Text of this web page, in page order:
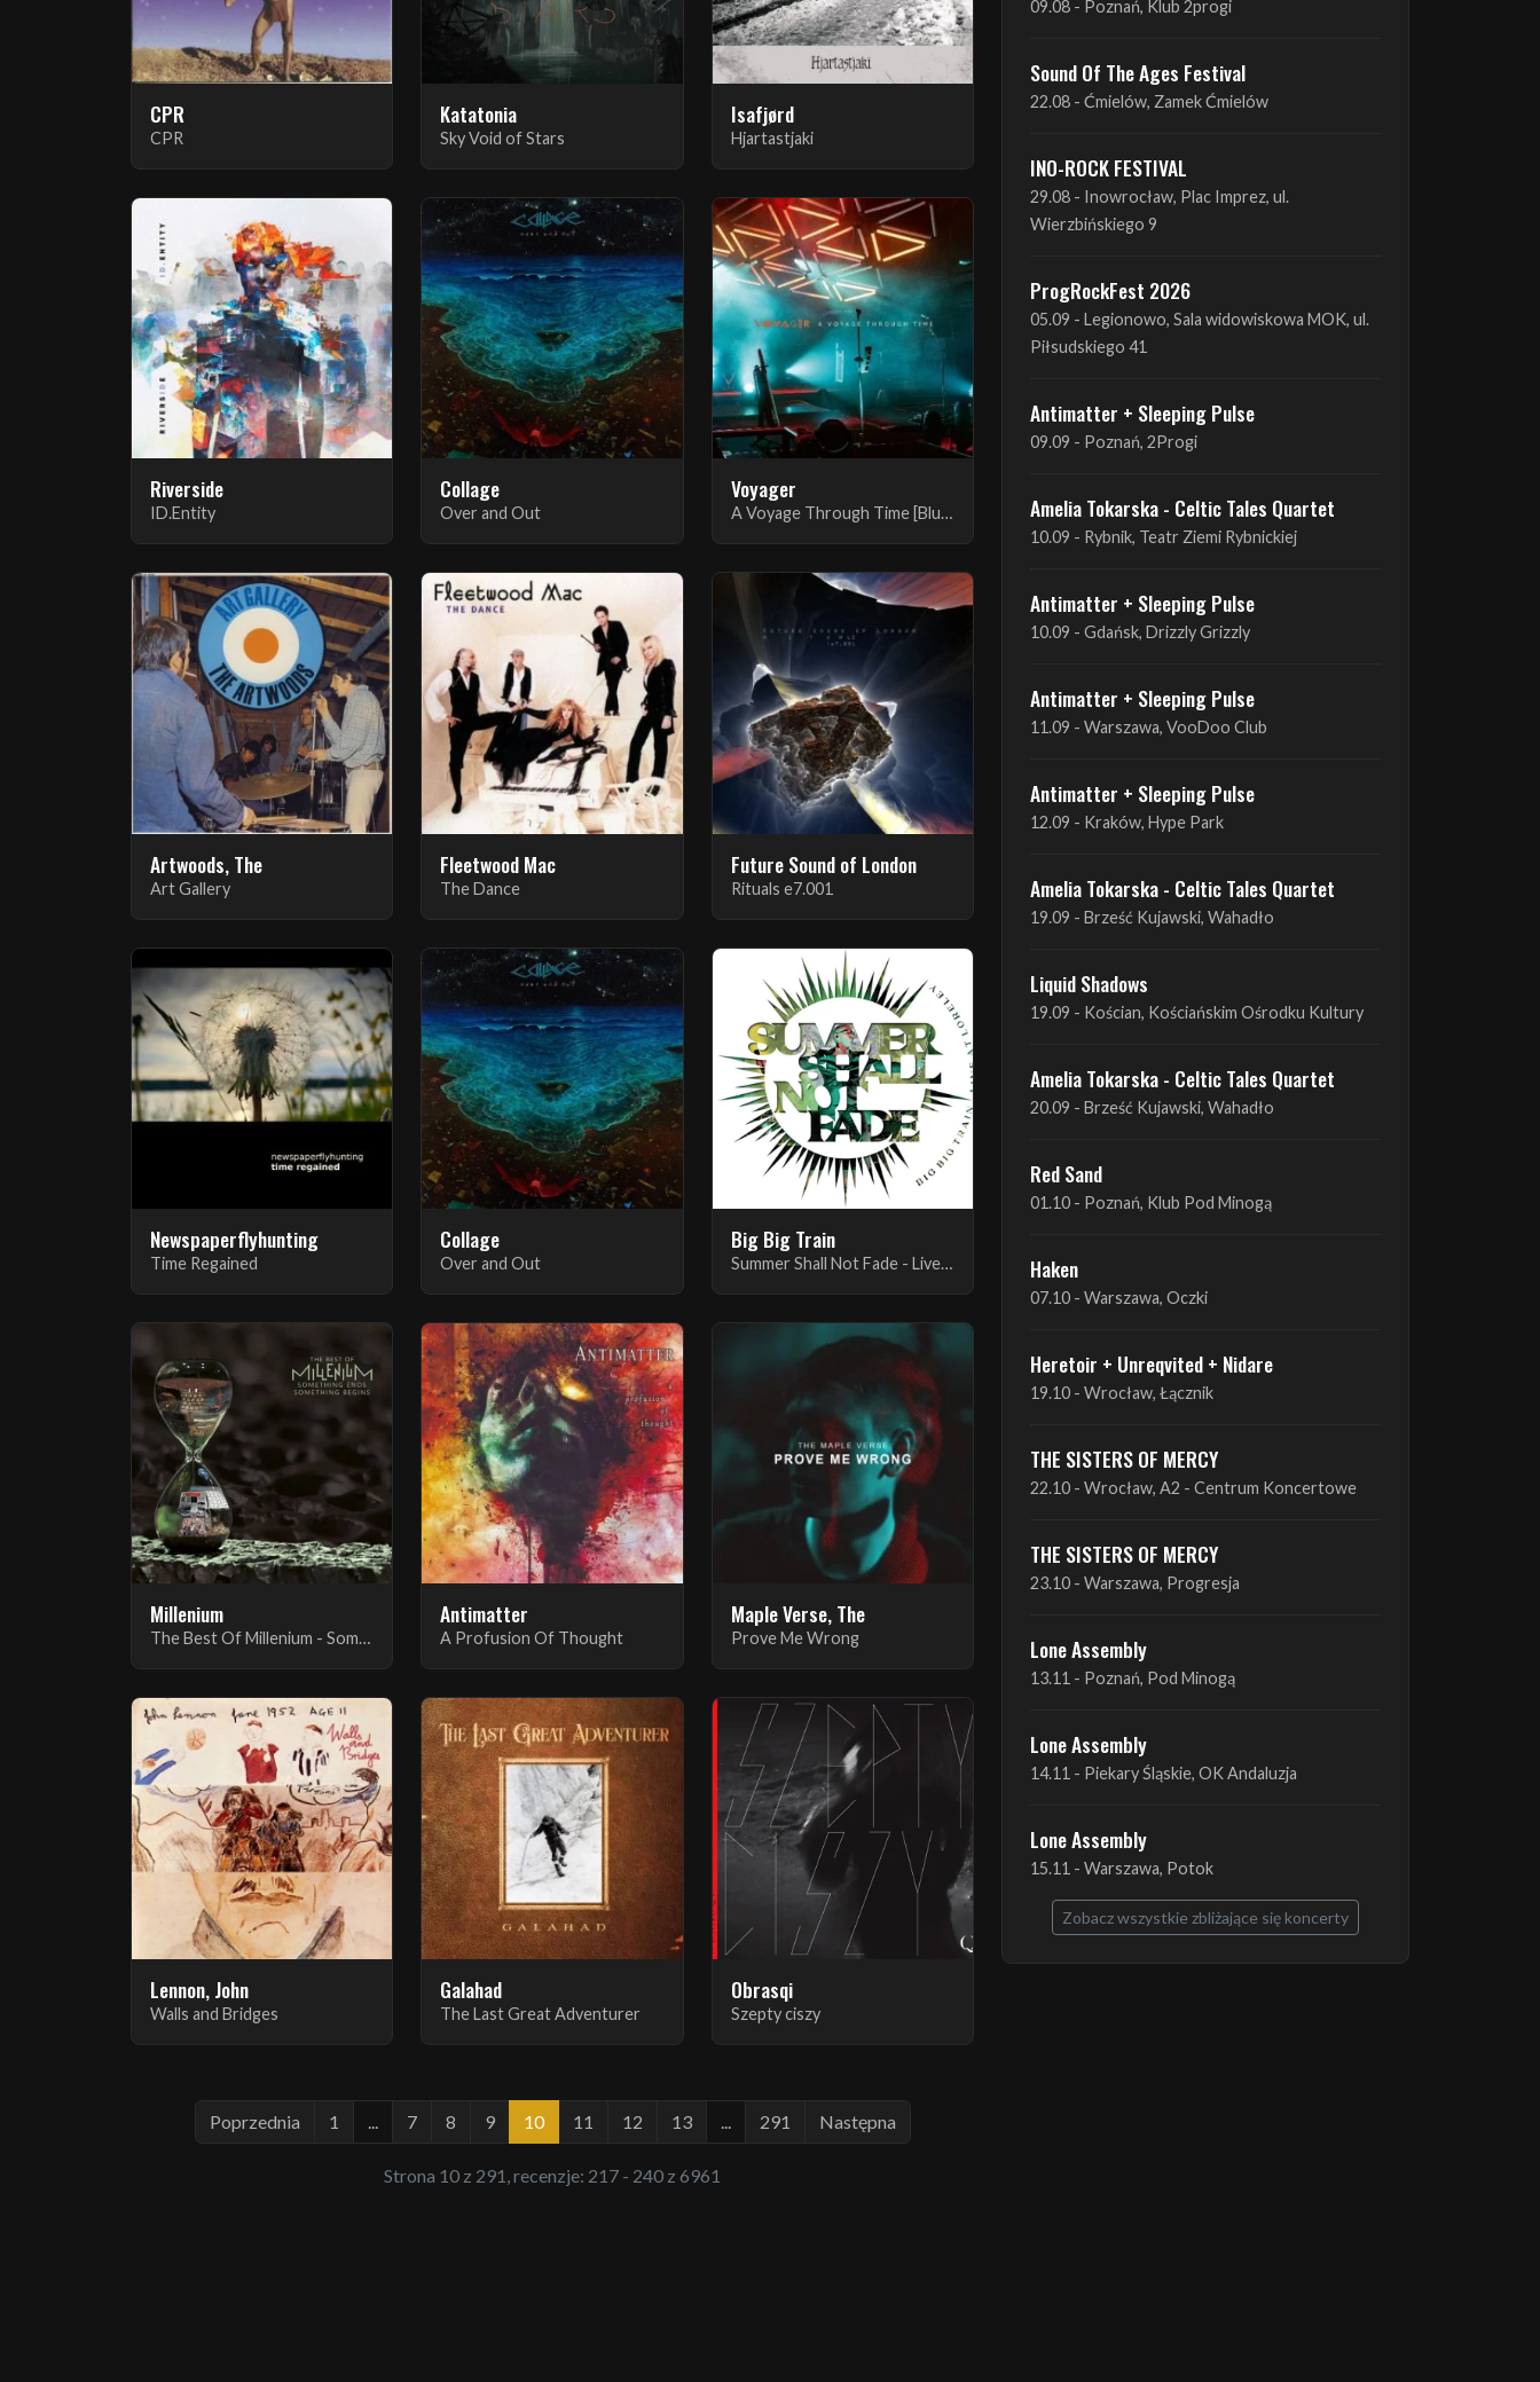
CPR
CPR
Katatonia
Sky Void of Stars
Isafjørd
Hjartastjaki
Riverside
ID.Entity
Collage
Over and Out
Voyager
A Voyage Through Time [Blu-ray]
Artwoods, The
Art Gallery
Fleetwood Mac
The Dance
Future Sound of London
Rituals e7.001
Newspaperflyhunting
Time Regained
Collage
Over and Out
Big Big Train
Summer Shall Not Fade - Live at Loreley
Millenium
The Best Of Millenium - Something Ends Something Begins
Antimatter
A Profusion Of Thought
Maple Verse, The
Prove Me Wrong
Lennon, John
Walls and Bridges
Galahad
The Last Great Adventurer
Obrasqi
Szepty ciszy
Poprzednia 1 7 8 9 10 11 12 13 291 Następna
Strona 10 z 291, recenzje: 217 - 240 z 6961
22.08 - Ćmielów, Zamek Ćmielów
INO-ROCK FESTIVAL
29.08 - Inowrocław, Plac Imprez, ul.
ProgRockFest 2026
05.09 - Legionowo, Sala widowiskowa MOK, ul.
Antimatter + Sleeping Pulse
09.09 - Poznań, 2Progi
Amelia Tokarska - Celtic Tales Quartet
10.09 - Rybnik, Teatr Ziemi Rybnickiej
Antimatter + Sleeping Pulse
10.09 - Gdańsk, Drizzly Grizzly
Antimatter + Sleeping Pulse
11.09 - Warszawa, VooDoo Club
Antimatter + Sleeping Pulse
12.09 - Kraków, Hype Park
Amelia Tokarska - Celtic Tales Quartet
19.09 - Brześć Kujawski, Wahadło
Liquid Shadows
19.09 - Kościan, Kościańskim Ośrodku Kultury
Amelia Tokarska - Celtic Tales Quartet
20.09 - Brześć Kujawski, Wahadło
Red Sand
01.10 - Poznań, Klub Pod Minogą
Haken
07.10 - Warszawa, Oczki
Heretoir + Unreqvited + Nidare
19.10 - Wrocław, Łącznik
THE SISTERS OF MERCY
22.10 - Wrocław, A2 - Centrum Koncertowe
THE SISTERS OF MERCY
23.10 - Warszawa, Progresja
Lone Assembly
13.11 - Poznań, Pod Minogą
Lone Assembly
14.11 - Piekary Śląskie, OK Andaluzja
Lone Assembly
15.11 - Warszawa, Potok
Zobacz wszystkie zbliżające się koncerty